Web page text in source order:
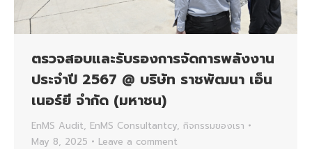
ตรวจสอบและรับรองการจัดการพลังงาน
ประจำปี 2567 @ บริษัท ราชพัฒนา เอ็น
เนอร์ยี จำกัด (มหาชน)
EnMS Audit, EnMS Consultantcy, กิจกรรมของเรา
May 8, 2025
Leave a comment